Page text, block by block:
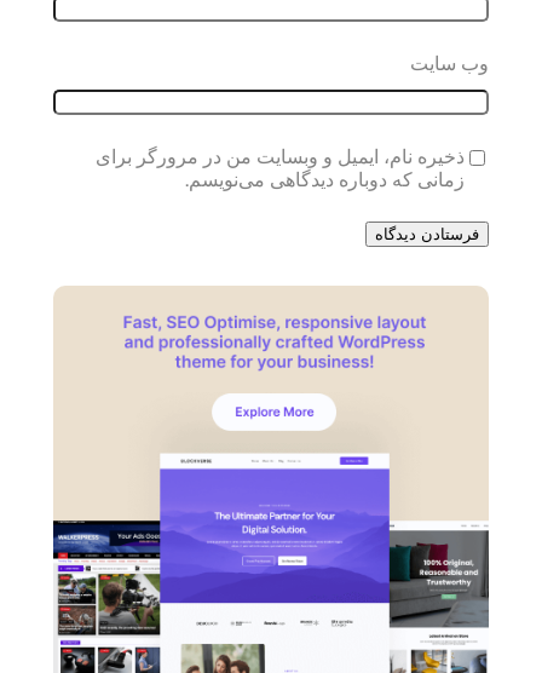
وب‌ سایت
ذخیره نام، ایمیل و وبسایت من در مرورگر برای
زمانی که دوباره دیدگاهی می‌نویسم.